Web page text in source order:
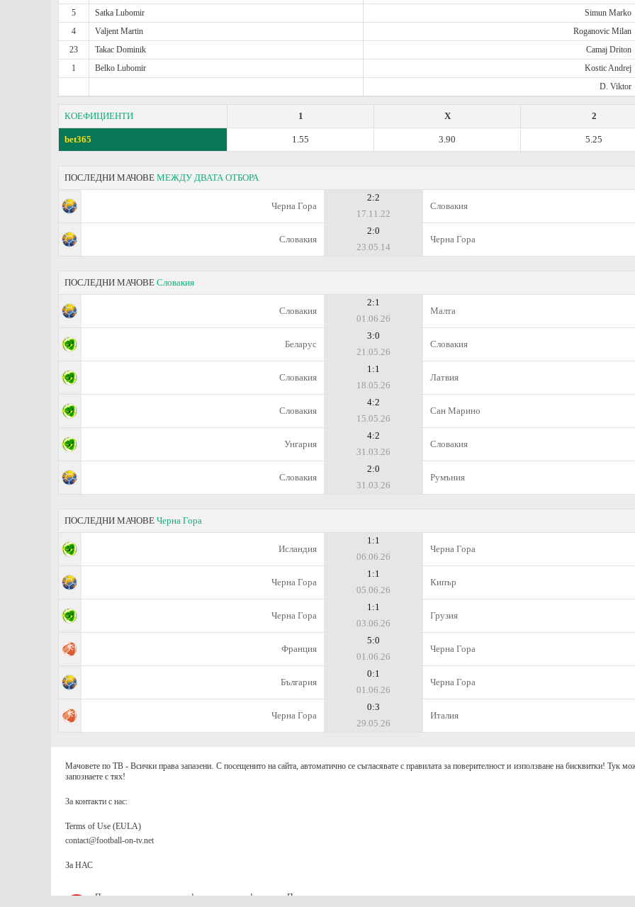
5
Satka Lubomir Simun Marko
4
Valjent Martin Roganovic Milan
23
Takac Dominik Camaj Driton
1
Belko Lubomir Kostic Andrej
D. Viktor
КОЕФИЦИЕНТИ 2
X
1
bet365 5.25
3.90
1.55
ПОСЛЕДНИ МАЧОВЕ МЕЖДУ ДВАТА ОТБОРА
Черна Гора
2:2
17.11.22
Словакия
Словакия
2:0
23.05.14
Черна Гора
ПОСЛЕДНИ МАЧОВЕ Словакия
Словакия
2:1
01.06.26
Малта
Беларус
3:0
21.05.26
Словакия
Словакия
1:1
18.05.26
Латвия
Словакия
4:2
15.05.26
Сан Марино
Унгария
4:2
31.03.26
Словакия
Словакия
2:0
31.03.26
Румъния
ПОСЛЕДНИ МАЧОВЕ Черна Гора
Исландия
1:1
06.06.26
Черна Гора
Черна Гора
1:1
05.06.26
Кипър
Черна Гора
1:1
03.06.26
Грузия
Франция
5:0
01.06.26
Черна Гора
България
0:1
01.06.26
Черна Гора
Черна Гора
0:3
29.05.26
Италия
Мачовете по ТВ - Всички права запазени. С посещенито на сайта, автоматично се съгласявате с правилата за поверителност и използване на бисквитки! Тук
запознаете с тях!
За контакти с нас:
Terms of Use (EULA)
contact@football-on-tv.net
За НАС
Приложението съдържа информация за коефициенти. Призоваваме къмотговорно и разумно залагане.